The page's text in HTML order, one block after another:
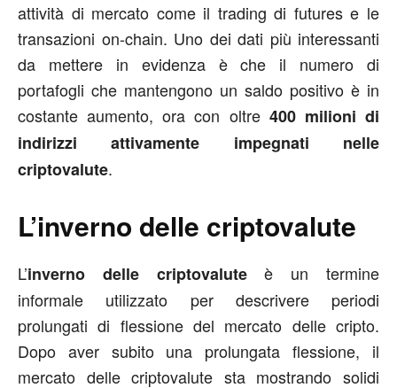
attività di mercato come il trading di futures e le
transazioni on-chain. Uno dei dati più interessanti
da mettere in evidenza è che il numero di
portafogli che mantengono un saldo positivo è in
costante aumento, ora con oltre 400 milioni di
indirizzi attivamente impegnati nelle
criptovalute.
L’inverno delle criptovalute
L’inverno delle criptovaluteè un termine
informale utilizzato per descrivere periodi
prolungati di flessione del mercato delle cripto.
Dopo aver subito una prolungata flessione, il
mercato delle criptovalute sta mostrando solidi